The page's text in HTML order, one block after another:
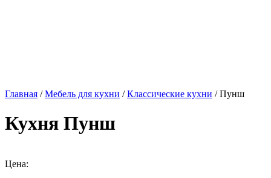
Главная /Мебель для кухни /Классические кухни / Пунш
Кухня Пунш
Цена: